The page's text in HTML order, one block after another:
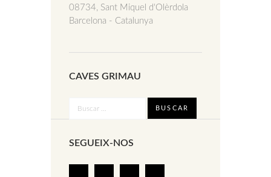
08734, Sant Miquel d'Olèrdola
Barcelona - Catalunya
CAVES GRIMAU
SEGUEIX-NOS